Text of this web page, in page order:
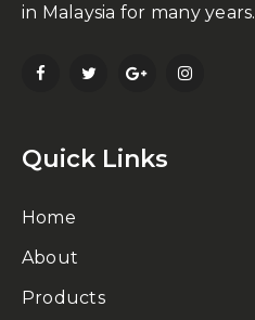
in Malaysia for many years.
Quick Links
Home
About
Products